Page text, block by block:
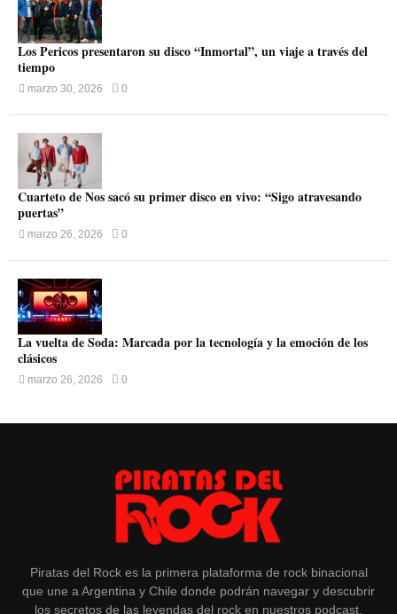
Los Pericos presentaron su disco “Inmortal”, un viaje a través del
tiempo
marzo 30, 2026 0
Cuarteto de Nos sacó su primer disco en vivo: “Sigo atravesando
puertas”
marzo 26, 2026 0
La vuelta de Soda: Marcada por la tecnología y la emoción de los
clásicos
marzo 26, 2026 0
Piratas del Rock es la primera plataforma de rock binacional
que une a Argentina y Chile donde podrán navegar y descubrir
los secretos de las leyendas del rock en nuestros podcast,